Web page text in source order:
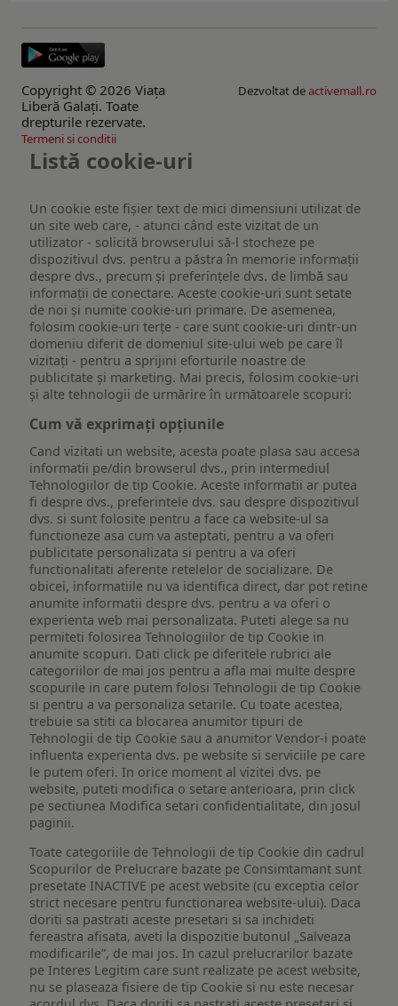
Copyright © 2026 Viaţa
Liberă Galaţi. Toate
drepturile rezervate.
Dezvoltat deactivemall.ro
Termeni si conditii
Listă cookie-uri
Un cookie este fişier text de mici dimensiuni utilizat de
un site web care, - atunci când este vizitat de un
utilizator - solicită browserului să-l stocheze pe
dispozitivul dvs. pentru a păstra în memorie informații
despre dvs., precum și preferințele dvs. de limbă sau
informații de conectare. Aceste cookie-uri sunt setate
de noi și numite cookie-uri primare. De asemenea,
folosim cookie-uri terțe - care sunt cookie-uri dintr-un
domeniu diferit de domeniul site-ului web pe care îl
vizitați - pentru a sprijini eforturile noastre de
publicitate și marketing. Mai precis, folosim cookie-uri
și alte tehnologii de urmărire în următoarele scopuri:
Cum vă exprimați opțiunile
Cand vizitati un website, acesta poate plasa sau accesa
informatii pe/din browserul dvs., prin intermediul
Tehnologiilor de tip Cookie. Aceste informatii ar putea
fi despre dvs., preferintele dvs. sau despre dispozitivul
dvs. si sunt folosite pentru a face ca website-ul sa
functioneze asa cum va asteptati, pentru a va oferi
publicitate personalizata si pentru a va oferi
functionalitati aferente retelelor de socializare. De
obicei, informatiile nu va identifica direct, dar pot retine
anumite informatii despre dvs. pentru a va oferi o
experienta web mai personalizata. Puteti alege sa nu
permiteti folosirea Tehnologiilor de tip Cookie in
anumite scopuri. Dati click pe diferitele rubrici ale
categoriilor de mai jos pentru a afla mai multe despre
scopurile in care putem folosi Tehnologii de tip Cookie
si pentru a va personaliza setarile. Cu toate acestea,
trebuie sa stiti ca blocarea anumitor tipuri de
Tehnologii de tip Cookie sau a anumitor Vendor-i poate
influenta experienta dvs. pe website si serviciile pe care
le putem oferi. In orice moment al vizitei dvs. pe
website, puteti modifica o setare anterioara, prin click
pe sectiunea Modifica setari confidentialitate, din josul
paginii.
Toate categoriile de Tehnologii de tip Cookie din cadrul
Scopurilor de Prelucrare bazate pe Consimtamant sunt
presetate INACTIVE pe acest website (cu exceptia celor
strict necesare pentru functionarea website-ului). Daca
doriti sa pastrati aceste presetari si sa inchideti
fereastra afisata, aveti la dispozitie butonul „Salveaza
modificarile”, de mai jos. In cazul prelucrarilor bazate
pe Interes Legitim care sunt realizate pe acest website,
nu se plaseaza fisiere de tip Cookie si nu este necesar